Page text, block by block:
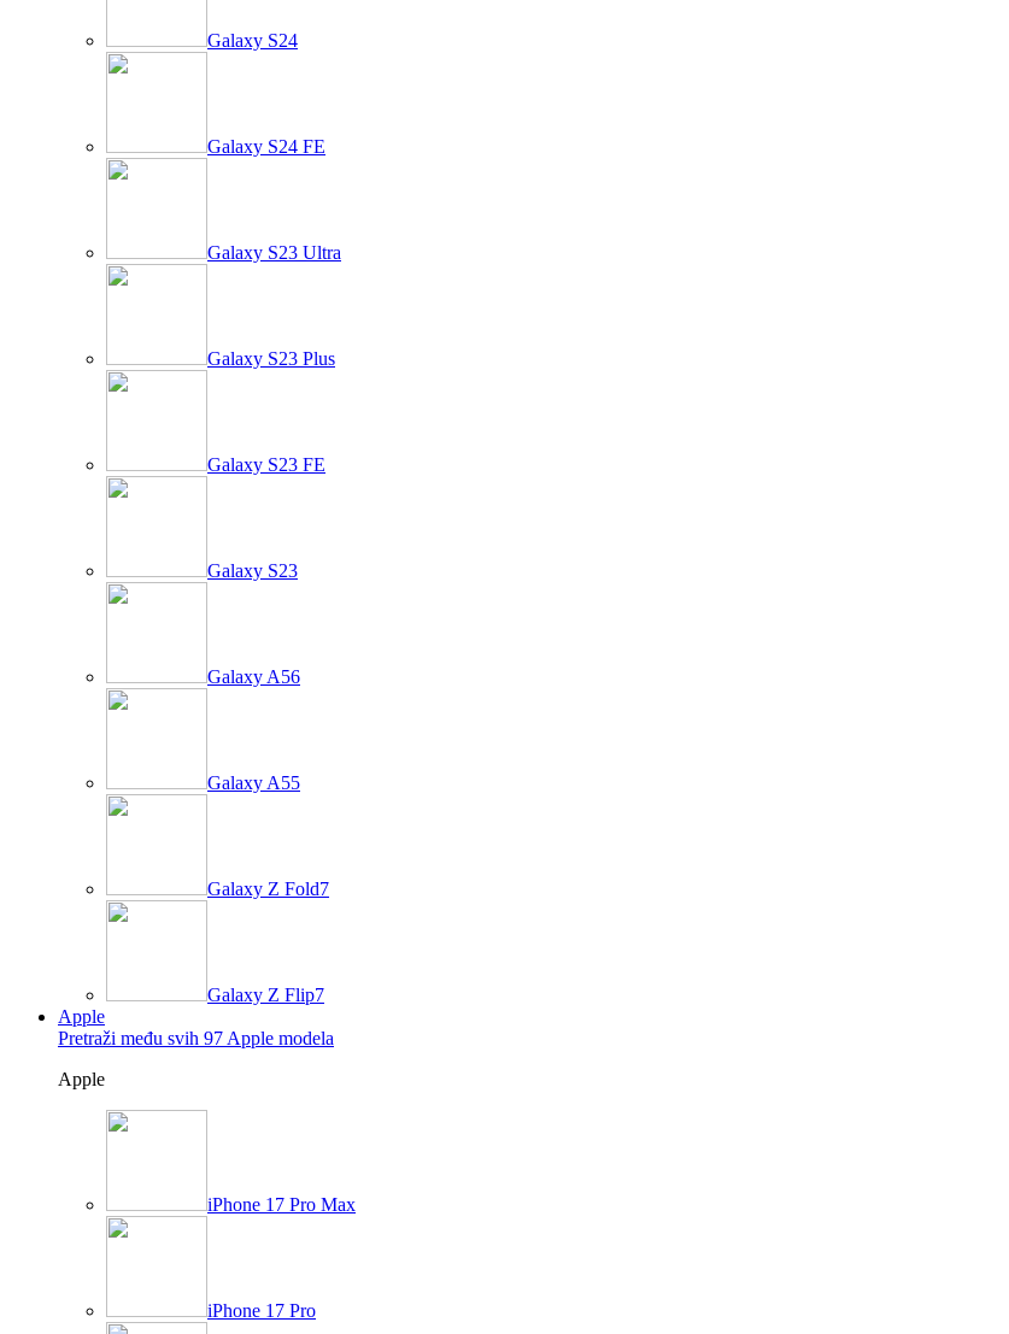
Galaxy S24
Galaxy S24 FE
Galaxy S23 Ultra
Galaxy S23 Plus
Galaxy S23 FE
Galaxy S23
Galaxy A56
Galaxy A55
Galaxy Z Fold7
Galaxy Z Flip7
Apple
Pretraži među svih 97 Apple modela
Apple
iPhone 17 Pro Max
iPhone 17 Pro